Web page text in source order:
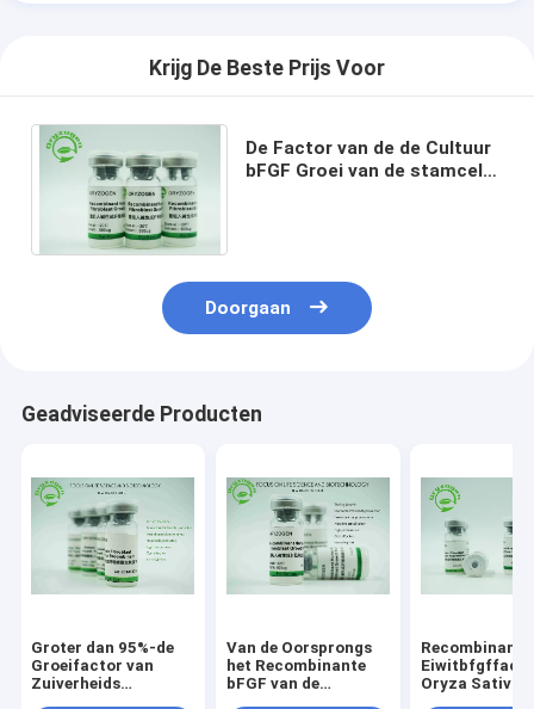
Krijg De Beste Prijs Voor
De Factor van de de Cultuur
bFGF Groei van de stamcel
Doorgaan
Geadviseerde Producten
Groter dan 95%-de
Groeifactor van
Zuiverheids
Van de Oorsprongs
het Recombinante
bFGF van de
Recombinante
Oryza Sativa